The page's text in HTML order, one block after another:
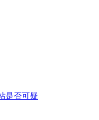
是否可疑